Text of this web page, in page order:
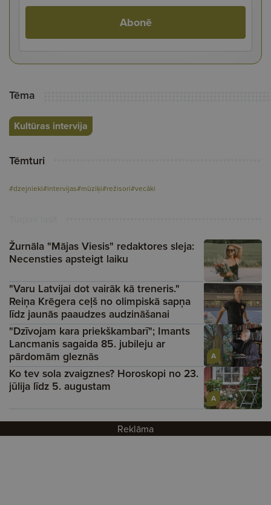
Abonē
Tēma
Kultūras intervija
Tēmturi
#dzejnieki#intervijas#mūziķi#režisori#vecāki
Žurnāla "Mājas Viesis" redaktores sleja:
Necensties apsteigt laiku
"Varu Latvijai dot vairāk kā treneris."
Reiņa Krēgera ceļš no olimpiskā sapņa
līdz jaunās paaudzes audzināšanai
A
"Dzīvojam kara priekškambarī"; Imants
Lancmanis sagaida 85. jubileju ar
pārdomām gleznās
A
Ko tev sola zvaigznes? Horoskopi no 23.
jūlija līdz 5. augustam
Reklāma